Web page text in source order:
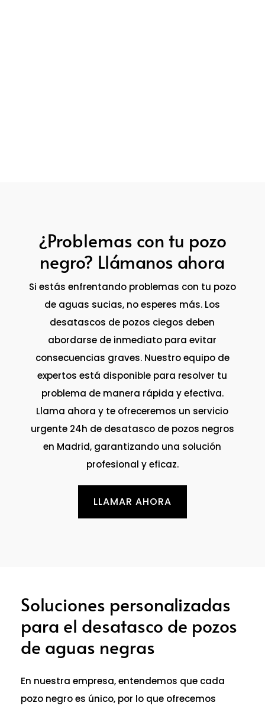
¿Problemas con tu pozo
negro? Llámanos ahora
Si estás enfrentando problemas con tu pozo
de aguas sucias, no esperes más. Los
desatascos de pozos ciegos deben
abordarse de inmediato para evitar
consecuencias graves. Nuestro equipo de
expertos está disponible para resolver tu
problema de manera rápida y efectiva.
Llama ahora y te ofreceremos un servicio
urgente 24h de desatasco de pozos negros
en Madrid, garantizando una solución
profesional y eficaz.
LLAMAR AHORA
Soluciones personalizadas
para el desatasco de pozos
de aguas negras
En nuestra empresa, entendemos que cada
pozo negro es único, por lo que ofrecemos